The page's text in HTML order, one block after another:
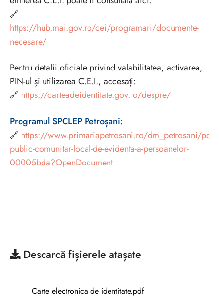
🔗
https://hub.mai.gov.ro/cei/programari/documente-
necesare/
Pentru detalii oficiale privind valabilitatea, activarea,
PIN-ul și utilizarea C.E.I., accesați:
🔗 https://carteadeidentitate.gov.ro/despre/
Programul SPCLEP Petroșani:
🔗 https://www.primariapetrosani.ro/dm_petrosani/
public-comunitar-local-de-evidenta-a-persoanelor-
00005bda?OpenDocument
Descarcă fișierele atașate
Carte electronica de identitate.pdf